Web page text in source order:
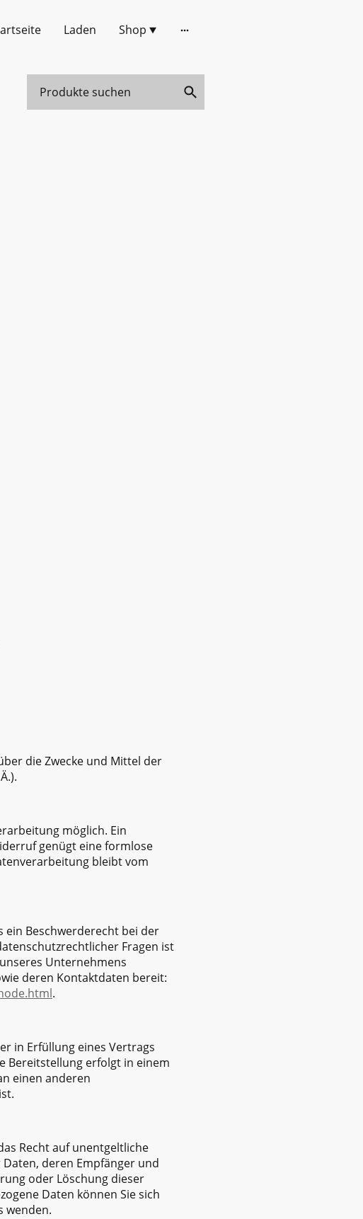
Laden Shop
die Zwecke und Mittel der
möglich. Ein
genügt eine formlose
bleibt vom
ein Beschwerderecht bei der
Fragen ist
Unternehmens
deren Kontaktdaten bereit:
.
in Erfüllung eines Vertrags
Bereitstellung erfolgt in einem
einen anderen
Recht auf unentgeltliche
deren Empfänger und
oder Löschung dieser
Daten können Sie sich
wenden.